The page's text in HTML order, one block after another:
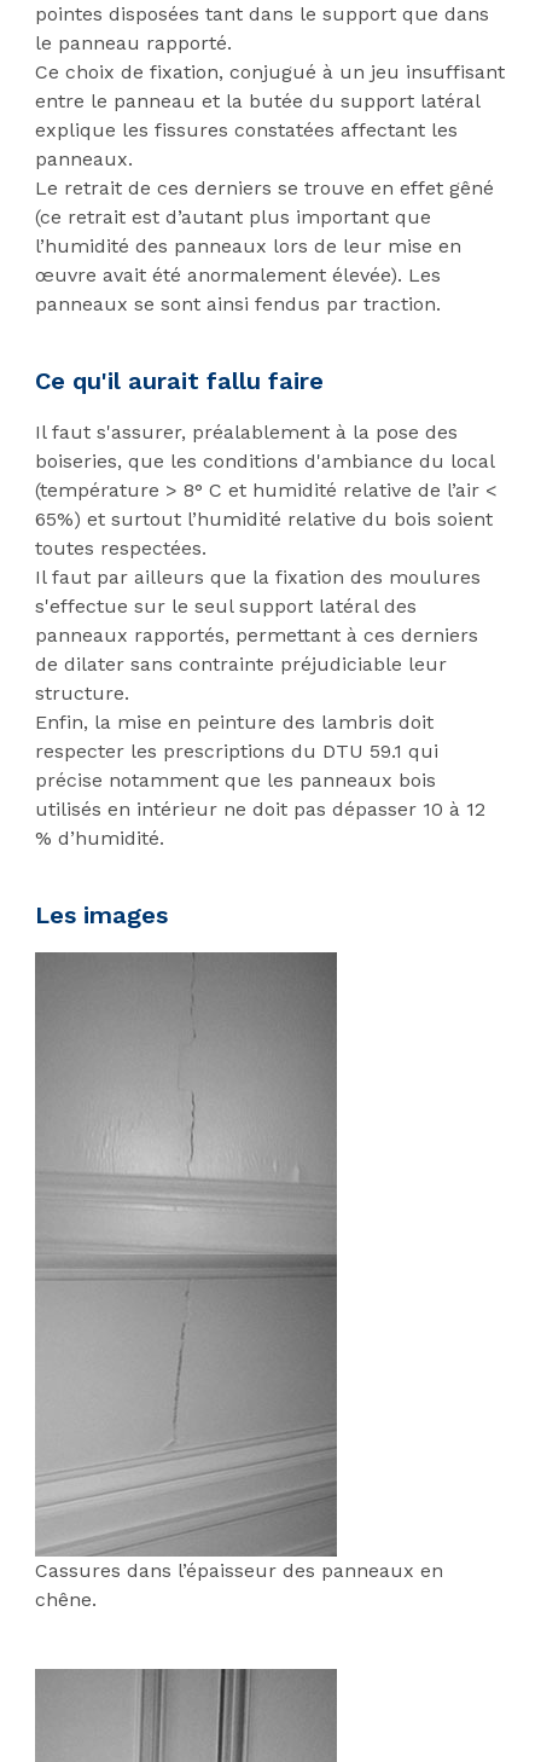
pointes disposées tant dans le support que dans
le panneau rapporté.
Ce choix de fixation, conjugué à un jeu insuffisant
entre le panneau et la butée du support latéral
explique les fissures constatées affectant les
panneaux.
Le retrait de ces derniers se trouve en effet gêné
(ce retrait est d’autant plus important que
l’humidité des panneaux lors de leur mise en
œuvre avait été anormalement élevée). Les
panneaux se sont ainsi fendus par traction.
Ce qu'il aurait fallu faire
Il faut s'assurer, préalablement à la pose des
boiseries, que les conditions d'ambiance du local
(température > 8° C et humidité relative de l’air <
65%) et surtout l’humidité relative du bois soient
toutes respectées.
Il faut par ailleurs que la fixation des moulures
s'effectue sur le seul support latéral des
panneaux rapportés, permettant à ces derniers
de dilater sans contrainte préjudiciable leur
structure.
Enfin, la mise en peinture des lambris doit
respecter les prescriptions du DTU 59.1 qui
précise notamment que les panneaux bois
utilisés en intérieur ne doit pas dépasser 10 à 12
% d’humidité.
Les images
Cassures dans l’épaisseur des panneaux en
chêne.